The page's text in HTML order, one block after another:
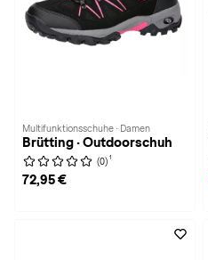
Multifunktionsschuhe · Damen
Brütting · Outdoorschuh
(0) 1
72,95 €